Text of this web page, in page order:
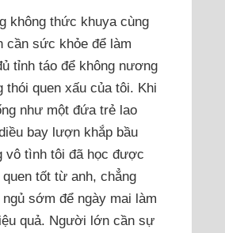
không thức khuya cùng
cần sức khỏe để làm
tỉnh táo để không nương
thói quen xấu của tôi. Khi
như một đứa trẻ lao
bay lượn khắp bầu
vô tình tôi đã học được
tốt từ anh, chẳng
sớm để ngày mai làm
quả. Người lớn cần sự